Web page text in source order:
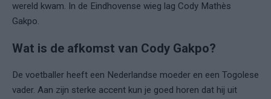
wereld kwam. In de Eindhovense wieg lag Cody Mathès
Gakpo.
Wat is de afkomst van Cody Gakpo?
De voetballer heeft een Nederlandse moeder en een Togolese
vader. Aan zijn sterke accent kun je goed horen dat hij uit